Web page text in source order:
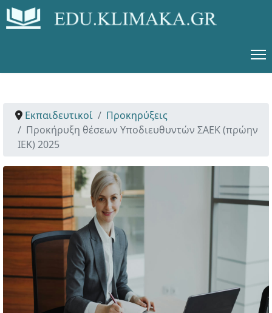
Εκπαιδευτικοί
Προκηρύξεις
Προκήρυξη θέσεων Υποδιευθυντών ΣΑΕΚ (πρώην
ΙΕΚ) 2025